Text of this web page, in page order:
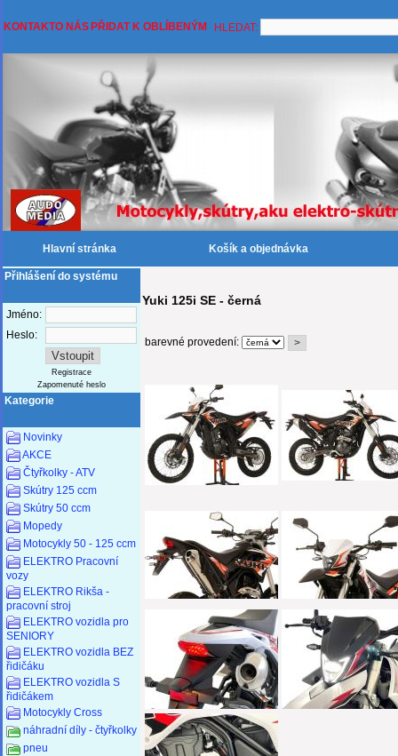
KONTAKTO NÁS PŘIDAT K OBLÍBENÝM HLEDAT:
Hlavní stránka Košík a objednávka
Přihlášení do systému
Jméno:
Heslo:
Registrace
Zapomenuté heslo
Kategorie
Novinky
AKCE
Čtyřkolky - ATV
Skútry 125 ccm
Skútry 50 ccm
Mopedy
Motocykly 50 - 125 ccm
ELEKTRO Pracovní
vozy
ELEKTRO Rikša -
pracovní stroj
ELEKTRO vozidla pro
SENIORY
ELEKTRO vozidla BEZ
řidičáku
ELEKTRO vozidla S
řidičákem
Motocykly Cross
náhradní díly - čtyřkolky
pneu
Yuki 125i SE - černá
barevné provedení: